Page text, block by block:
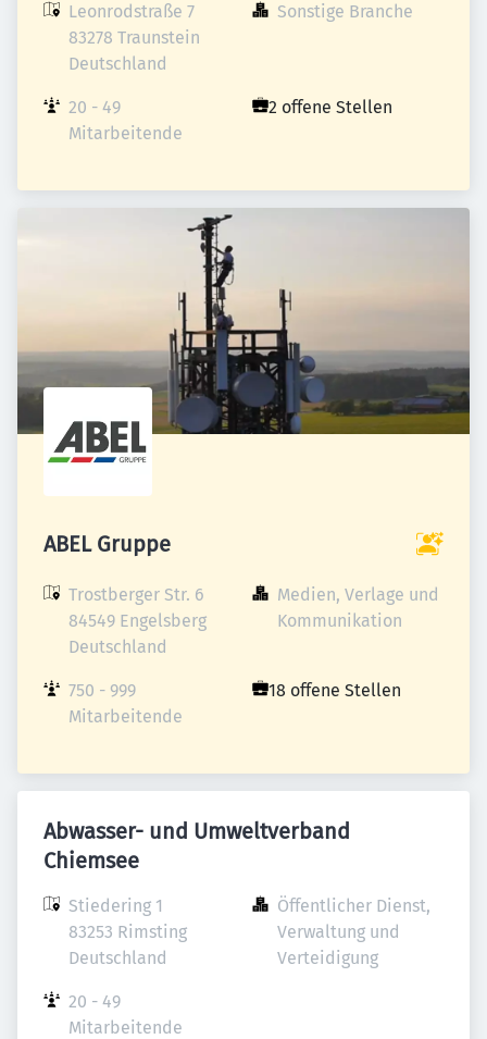
Leonrodstraße 7
83278 Traunstein
Deutschland
Sonstige Branche
20 - 49
Mitarbeitende
2 offene Stellen
ABEL Gruppe
Trostberger Str. 6
84549 Engelsberg
Deutschland
Medien, Verlage und
Kommunikation
750 - 999
Mitarbeitende
18 offene Stellen
Abwasser- und Umweltverband
Chiemsee
Stiedering 1
83253 Rimsting
Deutschland
Öffentlicher Dienst,
Verwaltung und
Verteidigung
20 - 49
Mitarbeitende